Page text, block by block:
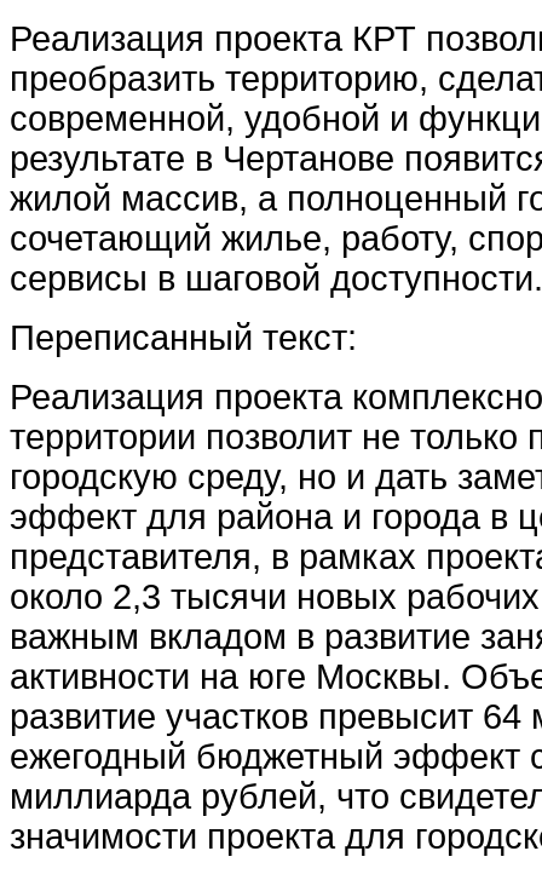
Реализация проекта КРТ
преобразить территорию,
современной, удобной и
результате в Чертанове
жилой массив, а полноценный
сочетающий жилье, работу,
сервисы в шаговой доступности.
Переписанный текст:
Реализация проекта
территории позволит не только
городскую среду, но и дать
эффект для района и города в
представителя, в рамках
около 2,3 тысячи новых
важным вкладом в развитие
активности на юге Москвы.
развитие участков превысит
ежегодный бюджетный эффект
миллиарда рублей, что
значимости проекта для